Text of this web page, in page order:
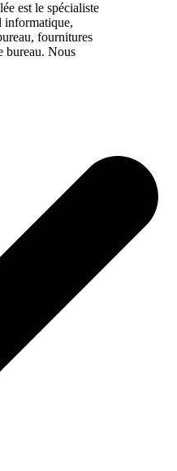
est le spécialiste
informatique,
fournitures
bureau. Nous